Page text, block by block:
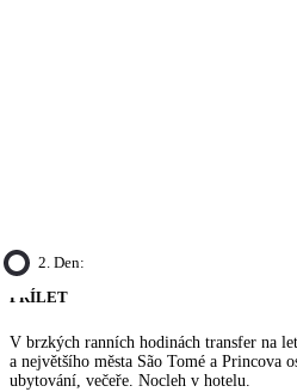
2. Den:
PŘÍLET
V brzkých ranních hodinách transfer na
a největšího města São Tomé a Princova
ubytování, večeře. Nocleh v hotelu.